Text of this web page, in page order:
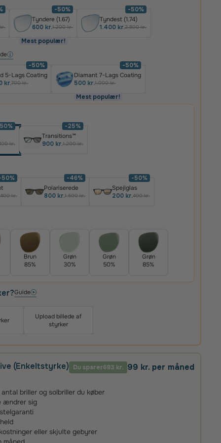
Tyndere (1.67)
600 kr.1.200 kr.
Mest populær!
-50%
Tyndest (1.74)
1.400 kr.2.800 kr.
-50%
5-Lags Coating
kr.700 kr.
-50%
Diamant 7-Lags Coating
500 kr.1.000 kr.
Mest populær!
-50%
kr.
Transitions™
900 kr.1.200 kr.
-25%
400 kr.
50%
Polariserede
800 kr.1.500 kr.
-46%
Spejlglas
200 kr.400 kr.
-50%
Brun
85%
Grøn
30%
Grøn
50%
Grøn
85%
Guide
Upload billede af
styrker
(Enkeltstyrke) Du sparer693 kr. 99 kr. per måned
briller og solbriller du køber
ændrer sig
eller skjulte gebyrer